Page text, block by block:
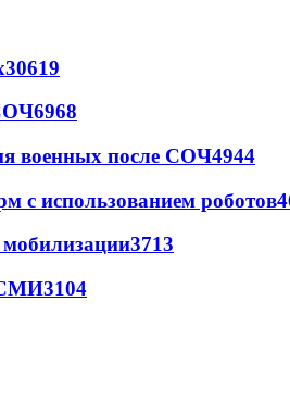
30619
6968
военных после СОЧ4944
с использованием роботов
мобилизации3713
СМИ3104